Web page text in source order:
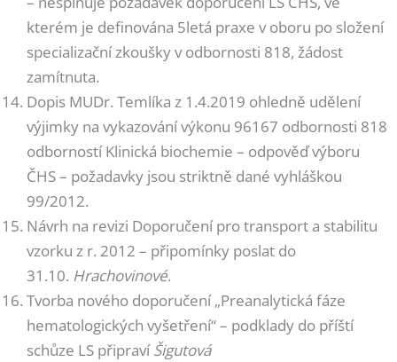
kterém je definována 5letá praxe v oboru po složení
specializační zkoušky v odbornosti 818, žádost
zamítnuta.
Dopis MUDr. Temlíka z 1.4.2019 ohledně udělení
výjimky na vykazování výkonu 96167 odbornosti 818
odborností Klinická biochemie – odpověď výboru
ČHS – požadavky jsou striktně dané vyhláškou
99/2012.
Návrh na revizi Doporučení pro transport a stabilitu
vzorku z r. 2012 – připomínky poslat do
31.10. Hrachovinové.
Tvorba nového doporučení „Preanalytická fáze
hematologických vyšetření“ – podklady do příští
schůze LS připravíŠigutová